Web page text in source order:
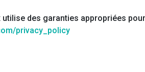
utilise des garanties appropriées
privacy_policy